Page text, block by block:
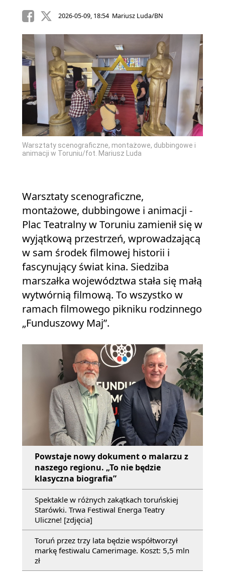
2026-05-09, 18:54 Mariusz Luda/BN
Warsztaty scenograficzne, montażowe, dubbingowe i
animacji w Toruniu/fot. Mariusz Luda
Warsztaty scenograficzne,
montażowe, dubbingowe i animacji -
Plac Teatralny w Toruniu zamienił się w
wyjątkową przestrzeń, wprowadzającą
w sam środek filmowej historii i
fascynujący świat kina. Siedziba
marszałka województwa stała się małą
wytwórnią filmową. To wszystko w
ramach filmowego pikniku rodzinnego
„Funduszowy Maj”.
Powstaje nowy dokument o malarzu z
naszego regionu. „To nie będzie
klasyczna biografia”
Spektakle w różnych zakątkach toruńskiej
Starówki. Trwa Festiwal Energa Teatry
Uliczne! [zdjęcia]
Toruń przez trzy lata będzie współtworzył
markę festiwalu Camerimage. Koszt: 5,5 mln
zł